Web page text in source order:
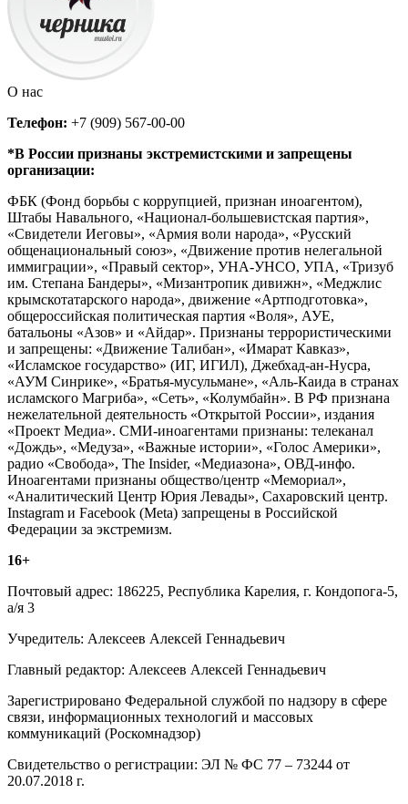
О нас
Телефон: +7 (909) 567-00-00
*В России признаны экстремистскими и запрещены
организации:
ФБК (Фонд борьбы с коррупцией, признан иноагентом),
Штабы Навального, «Национал-большевистская партия»,
«Свидетели Иеговы», «Армия воли народа», «Русский
общенациональный союз», «Движение против нелегальной
иммиграции», «Правый сектор», УНА-УНСО, УПА, «Тризуб
им. Степана Бандеры», «Мизантропик дивижн», «Меджлис
крымскотатарского народа», движение «Артподготовка»,
общероссийская политическая партия «Воля», АУЕ,
батальоны «Азов» и «Айдар». Признаны террористическими
и запрещены: «Движение Талибан», «Имарат Кавказ»,
«Исламское государство» (ИГ, ИГИЛ), Джебхад-ан-Нусра,
«АУМ Синрике», «Братья-мусульмане», «Аль-Каида в странах
исламского Магриба», «Сеть», «Колумбайн». В РФ признана
нежелательной деятельность «Открытой России», издания
«Проект Медиа». СМИ-иноагентами признаны: телеканал
«Дождь», «Медуза», «Важные истории», «Голос Америки»,
радио «Свобода», The Insider, «Медиазона», ОВД-инфо.
Иноагентами признаны общество/центр «Мемориал»,
«Аналитический Центр Юрия Левады», Сахаровский центр.
Instagram и Facebook (Metа) запрещены в Российской
Федерации за экстремизм.
16+
Почтовый адрес: 186225, Республика Карелия, г. Кондопога-5,
а/я 3
Учредитель: Алексеев Алексей Геннадьевич
Главный редактор: Алексеев Алексей Геннадьевич
Зарегистрировано Федеральной службой по надзору в сфере
связи, информационных технологий и массовых
коммуникаций (Роскомнадзор)
Свидетельство о регистрации: ЭЛ № ФС 77 – 73244 от
20.07.2018 г.